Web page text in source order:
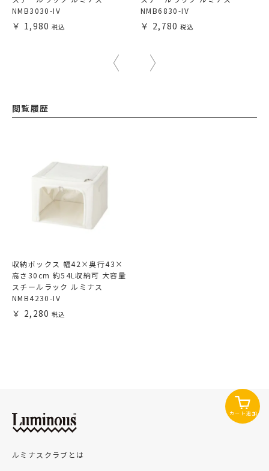
NMB3030-IV
1,980
NMB6830-IV
2,780
閲覧履歴
収納ボックス 幅42×奥行43×
高さ30cm 約54L収納可 大容量
スチールラック ルミナス
NMB4230-IV
2,280
カート追加
ルミナスクラブとは